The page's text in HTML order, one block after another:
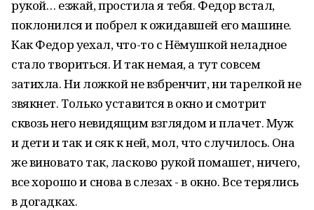
рукой… езжай, простила я тебя. Федор встал,
поклонился и побрел к ожидавшей его машине.
Как Федор уехал, что-то с Нёмушкой неладное
стало твориться. И так немая, а тут совсем
затихла. Ни ложкой не взбренчит, ни тарелкой не
звякнет. Только уставится в окно и смотрит
сквозь него невидящим взглядом и плачет. Муж
и дети и так и сяк к ней, мол, что случилось. Она
же виновато так, ласково рукой помашет, ничего,
все хорошо и снова в слезах - в окно. Все терялись
в догадках.